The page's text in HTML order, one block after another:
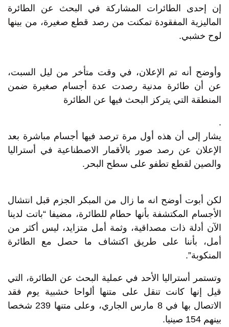
إن إحدى الطائرات المشاركة في البحث عن الطائرة
الماليزية المفقودة تمكنت من رصد قطع صغيرة، من بينها
لوح خشبي.
وأوضح أنه تم الإعلان، في وقت متأخر من ليل السبت،
عن أن طائرة مدنية رصدت عدة أجسام صغيرة ضمن
المنطقة التي يتركز البحث فيها عن الطائرة
.
يشار إلى أن هذه أول مرة ترصد فيها أجسام مباشرة بعد
الإعلان عن رصد صور بالأقمار الاصطناعية في أستراليا
والصين لقطع تطفو على سطح البحر.
لكن أبوت أوضح انه ما زال من المبكر الجزم قبل انتشال
الأجسام المكتشفة بأنها حطام للطائرة، مضيفا “باتت لدينا
الآن أدلة ذات مصداقية، وثمة أمل متزايد، ليس أكثر من
أمل، بأننا على طريق اكتشاف ما حصل مع الطائرة
المنكوبة”.
وتستمر أستراليا الأحد في عملية البحث عن الطائرة، التي
قيل إنها كانت تنقل على متنها ألواحا خشبية يوم فقد
الاتصال بها في 8 مارس الجاري، وعلى متنها 239 شخصا
بينهم 154 صينيا.